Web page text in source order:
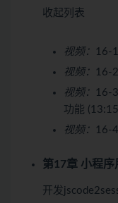
收起列表
视频：
16-
视频：
16-
视频：
16-
功能
视频：
16-
第17章 小程序
开发